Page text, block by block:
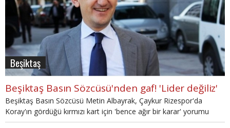
Beşiktaş
Beşiktaş Basın Sözcüsü'nden gaf! 'Lider değiliz'
Beşiktaş Basın Sözcüsü Metin Albayrak, Çaykur Rizespor'da
Koray'ın gördüğü kırmızı kart için 'bence ağır bir karar' yorumu
dışında 'daha lider değiliz' gafını yapınca Beşiktaşlılar sinirlendi.